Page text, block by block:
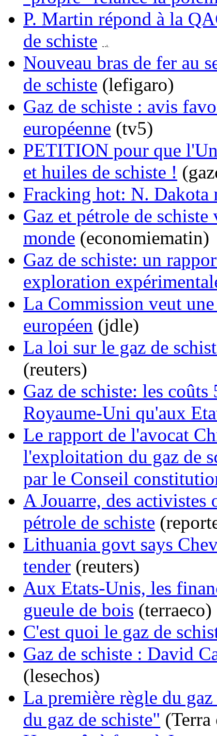
P. Martin répond à la
de schiste
Nouveau bras de fer au
de schiste (lefigaro)
Gaz de schiste : avis
européenne (tv5)
PETITION pour que
et huiles de schiste !
Fracking hot: N. Dakota
Gaz et pétrole de
monde (economiematin)
Gaz de schiste: un
exploration
La Commission veut
européen (jdle)
La loi sur le gaz de
(reuters)
Gaz de schiste: les
Royaume-Uni qu'aux
Le rapport de l'avocat
l'exploitation du gaz de
par le Conseil
A Jouarre, des
pétrole de schiste
Lithuania govt says
tender (reuters)
Aux Etats-Unis, les
gueule de bois (terraeco)
C'est quoi le gaz de
Gaz de schiste : David
(lesechos)
La première règle du
du gaz de schiste" (Terra